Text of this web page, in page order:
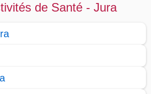
de Santé - Jura